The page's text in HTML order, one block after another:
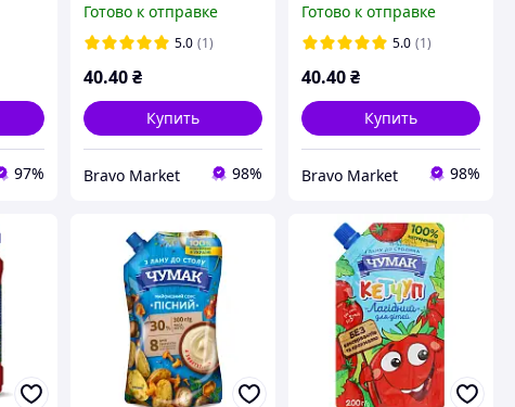
97%
Готово к отправке
5.0 (1)
40.40 ₴
Купить
Bravo Market 98%
Готово к отправке
5.0 (1)
40.40₴
Купить
Bravo Market 98%